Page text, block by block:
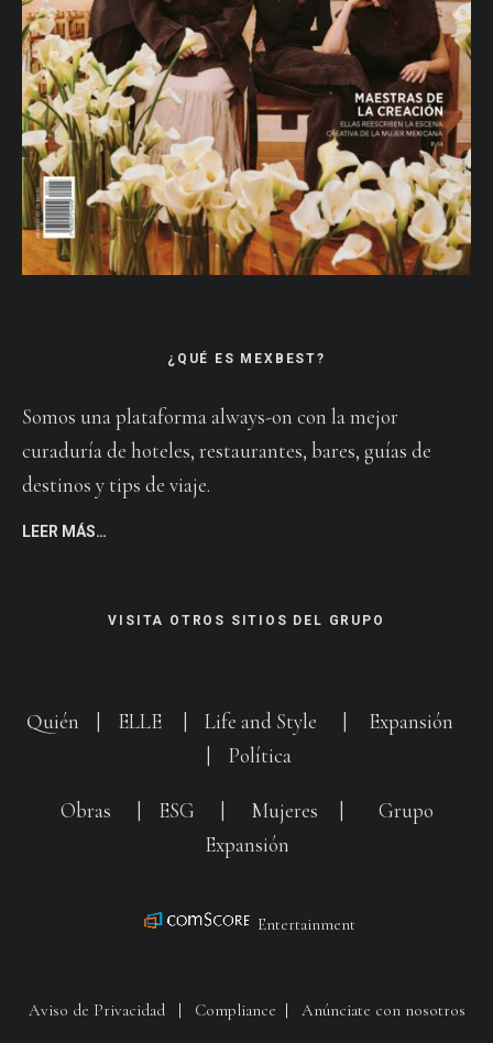
¿QUÉ ES MEXBEST?
Somos una plataforma always-on con la mejor
curaduría de hoteles, restaurantes, bares, guías de
destinos y tips de viaje.
LEER MÁS…
VISITA OTROS SITIOS DEL GRUPO
Quién ELLE Life and Style
Expansión
Política
Obras ESG Mujeres
Grupo
Expansión
Entertainment
Aviso de Privacidad| Compliance | Anúnciate con nosotros